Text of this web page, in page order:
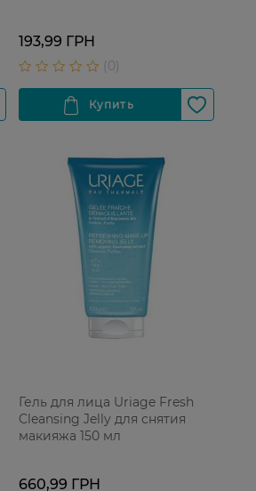
193,99 ГРН
Гель для лица Uriage Fresh
Cleansing Jelly для снятия
макияжа 150 мл
660,99 ГРН